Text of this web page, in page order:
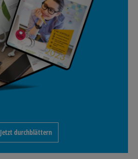
Jetzt durchblättern